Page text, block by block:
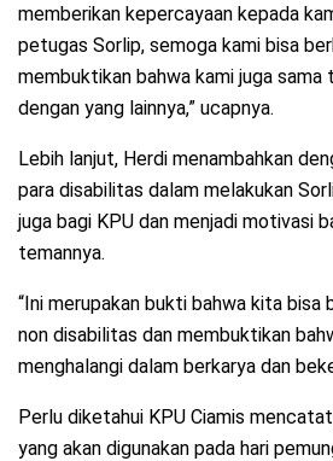
memberikan kepercayaan kepada
petugas Sorlip, semoga kami bisa
membuktikan bahwa kami juga sama
dengan yang lainnya,” ucapnya.
Lebih lanjut, Herdi menambahkan
para disabilitas dalam melakukan
juga bagi KPU dan menjadi motivasi
temannya.
“Ini merupakan bukti bahwa kita bisa
non disabilitas dan membuktikan
menghalangi dalam berkarya dan
Perlu diketahui KPU Ciamis
yang akan digunakan pada hari